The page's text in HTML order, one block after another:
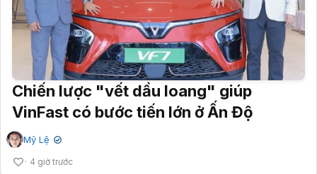
Chiến lược "vết dầu loang" giúp
VinFast có bước tiến lớn ở Ấn Độ
Mỹ Lệ ✔
4 giờ trước